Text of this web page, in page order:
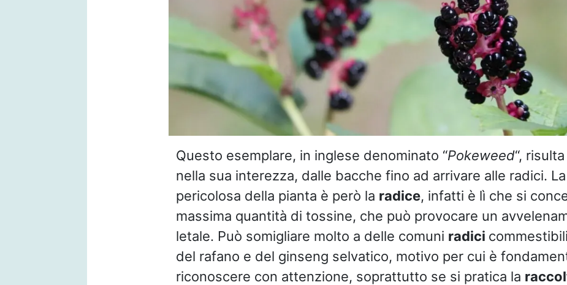
Questo esemplare, in inglese denominato “Pokeweed“, risulta
nella sua interezza, dalle bacche fino ad arrivare alle radici.
pericolosa della pianta è però la radice, infatti è lì che si
massima quantità di tossine, che può provocare un
letale. Può somigliare molto a delle comuni radici
del rafano e del ginseng selvatico, motivo per cui è
riconoscere con attenzione, soprattutto se si pratica la